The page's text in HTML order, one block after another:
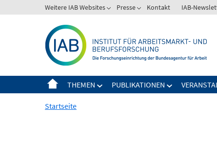
zum
Weitere IAB Websites Presse Kontakt IAB-
THEMEN PUBLIKATIONEN
Startseite